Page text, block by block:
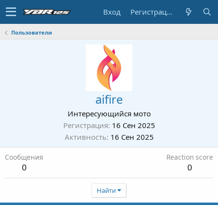
Вход Регистрация
Пользователи
aifire
Интересующийся мото
Регистрация 16 Сен 2025
Активность 16 Сен 2025
Сообщения
0
Reaction score
0
Найти